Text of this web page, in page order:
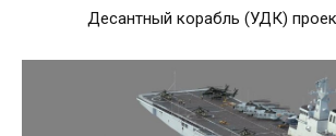
Десантный корабль (УДК)